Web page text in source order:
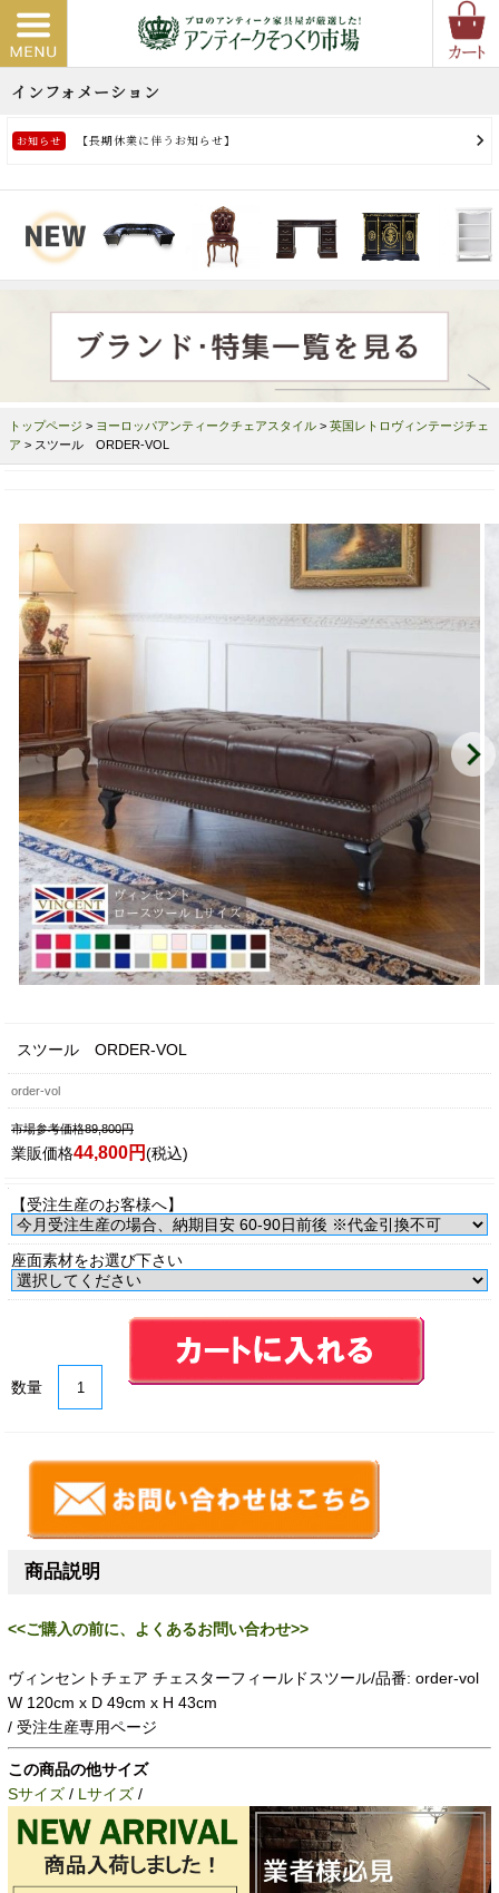
トップページ > ヨーロッパアンティークチェアスタイル > 英国レトロヴィンテージチェ
ア > スツール ORDER-VOL
スツール ORDER-VOL
order-vol
市場参考価格89,800円
業販価格44,800円(税込)
【受注生産のお客様へ】
座面素材をお選び下さい
数量
商品説明
<<ご購入の前に、よくあるお問い合わせ>>
ヴィンセントチェア チェスターフィールドスツール/品番: order-vol
W 120cm x D 49cm x H 43cm
/ 受注生産専用ページ
この商品の他サイズ
Sサイズ / Lサイズ /